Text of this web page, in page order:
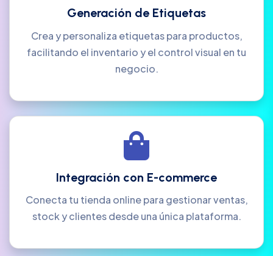
Generación de Etiquetas
Crea y personaliza etiquetas para productos,
facilitando el inventario y el control visual en tu
negocio.
Integración con E-commerce
Conecta tu tienda online para gestionar ventas,
stock y clientes desde una única plataforma.